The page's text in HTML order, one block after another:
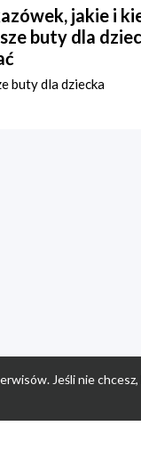
jakie i
buty dla
buty dla dziecka
Jeśli nie